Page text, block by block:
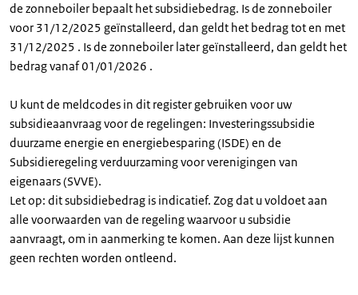
de zonneboiler bepaalt het subsidiebedrag. Is de zonneboiler
voor 31/12/2025 geïnstalleerd, dan geldt het bedrag tot en met
31/12/2025 . Is de zonneboiler later geïnstalleerd, dan geldt het
bedrag vanaf 01/01/2026 .
U kunt de meldcodes in dit register gebruiken voor uw
subsidieaanvraag voor de regelingen: Investeringssubsidie
duurzame energie en energiebesparing (ISDE) en de
Subsidieregeling verduurzaming voor verenigingen van
eigenaars (SVVE).
Let op: dit subsidiebedrag is indicatief. Zog dat u voldoet aan
alle voorwaarden van de regeling waarvoor u subsidie
aanvraagt, om in aanmerking te komen. Aan deze lijst kunnen
geen rechten worden ontleend.